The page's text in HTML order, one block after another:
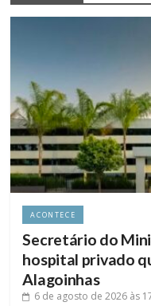
ACONTECE
Secretário do
hospital privado
Alagoinhas
6 de agosto de 2026 às